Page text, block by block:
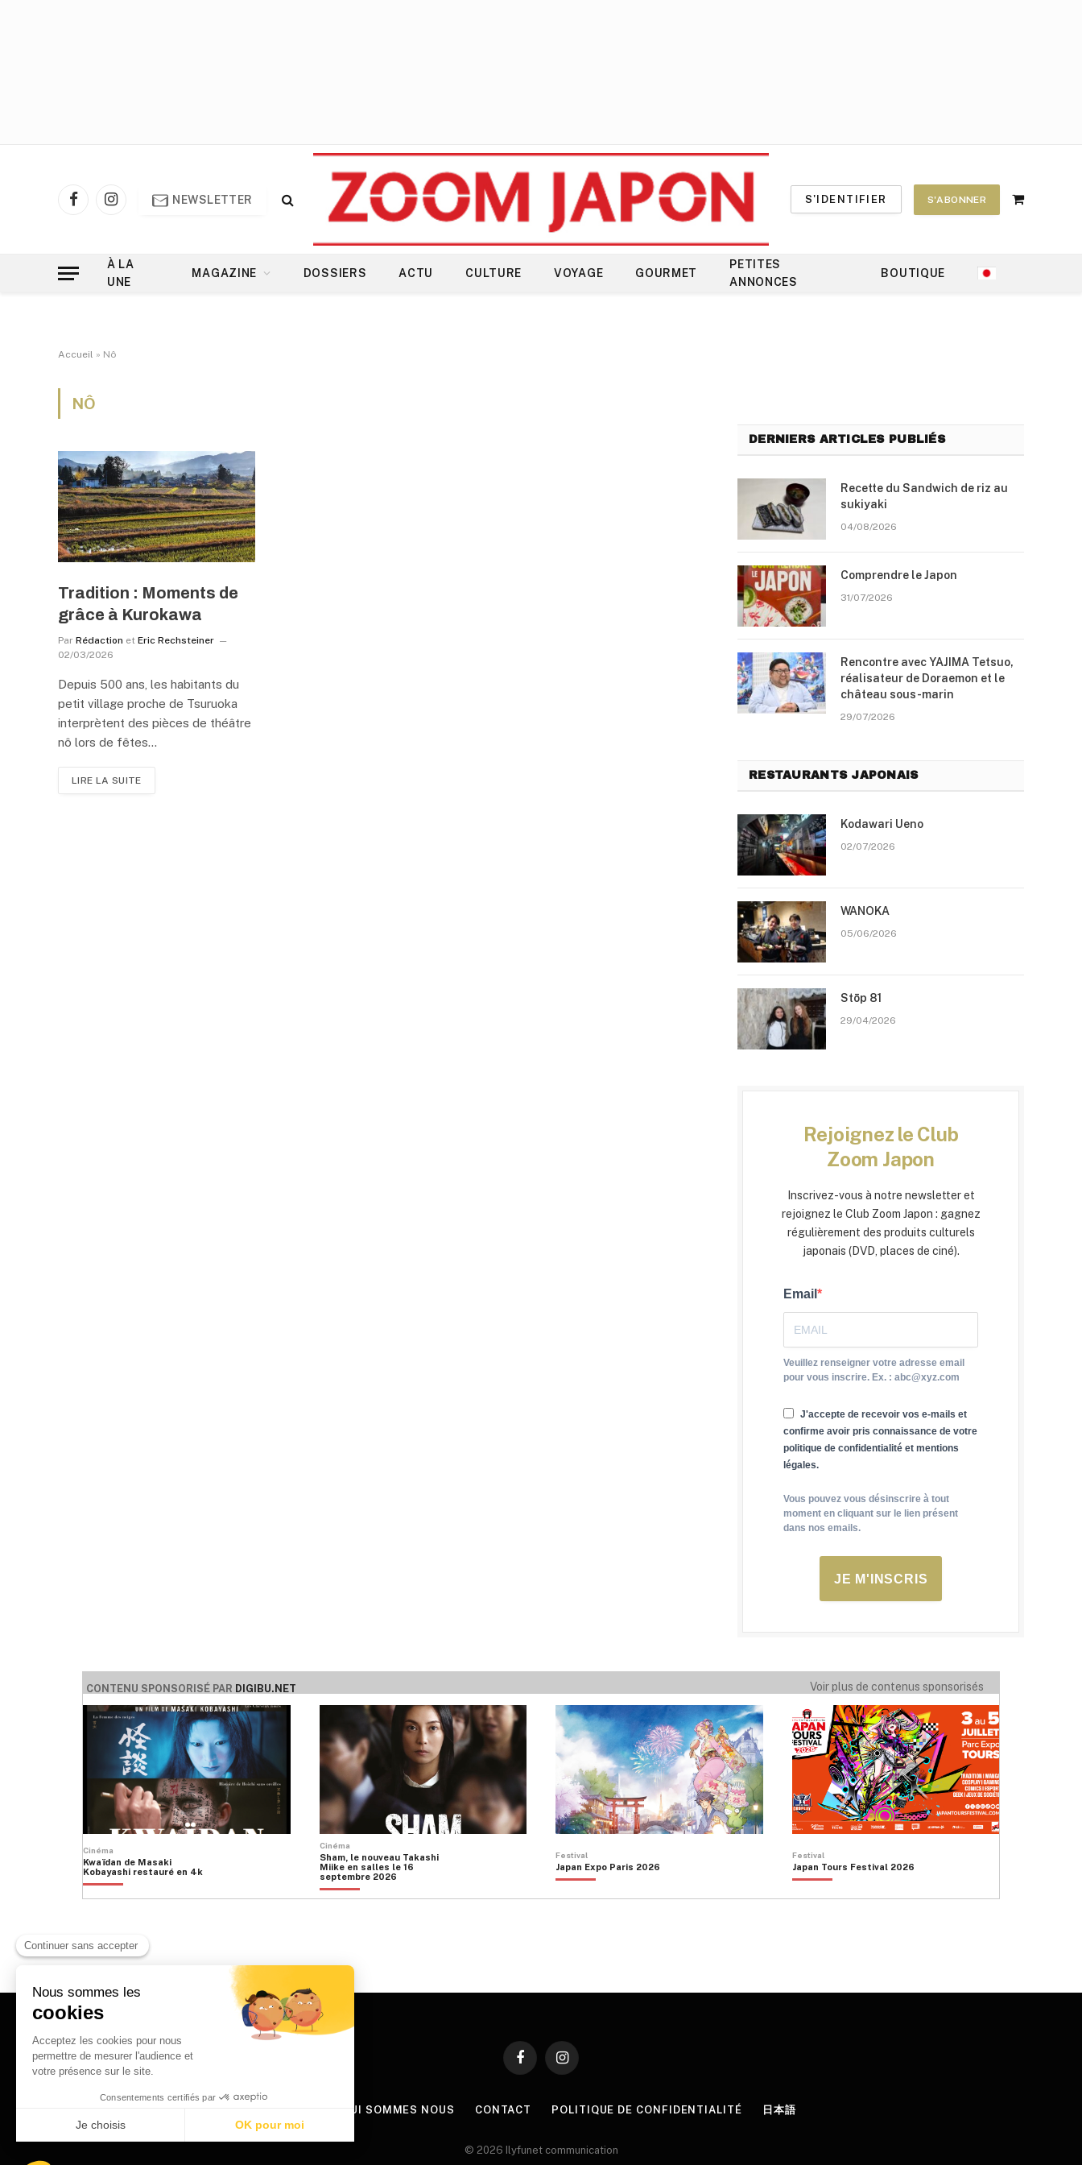
FacebookInstagram
NEWSLETTER S'IDENTIFIER S'ABONNER
Shopping
À LA
UNE
MAGAZINE DOSSIERS ACTU CULTURE VOYAGE GOURMET
PETITES
ANNONCES
BOUTIQUE
Accueil » Nô
NÔ
Tradition : Moments de
grâce à Kurokawa
Par Rédaction et Eric Rechsteiner
02/03/2026
Depuis 500 ans, les habitants du
petit village proche de Tsuruoka
interprètent des pièces de théâtre
nô lors de fêtes…
LIRE LA SUITE
DERNIERS ARTICLES PUBLIÉS
Recette du Sandwich de riz au
sukiyaki
04/08/2026
Comprendre le Japon
31/07/2026
Rencontre avec YAJIMA Tetsuo,
réalisateur de Doraemon et le
château sous-marin
29/07/2026
RESTAURANTS JAPONAIS
Kodawari Ueno
02/07/2026
WANOKA
05/06/2026
Stōp 81
29/04/2026
Rejoignez le Club
Zoom Japon
Inscrivez-vous à notre newsletter et
rejoignez le Club Zoom Japon : gagnez
régulièrement des produits culturels
japonais (DVD, places de ciné).
Email
Veuillez renseigner votre adresse email
pour vous inscrire. Ex. : abc@xyz.com
J'accepte de recevoir vos e-mails et
confirme avoir pris connaissance de votre
politique de confidentialité et mentions
légales.
Vous pouvez vous désinscrire à tout
moment en cliquant sur le lien présent
dans nos emails.
JE M'INSCRIS
CONTENU SPONSORISÉ PAR DIGIBU.NET Voir plus de contenus sponsorisés
Cinéma
Kwaïdan de Masaki
Kobayashi restauré en 4k
Cinéma
Sham, le nouveau Takashi
Miike en salles le 16
septembre 2026
Festival
Japan Expo Paris 2026
Festival
Japan Tours Festival 2026
FacebookInstagram
QUI SOMMES NOUS CONTACT POLITIQUE DE CONFIDENTIALITÉ 日本語
© 2026 Ilyfunet communication